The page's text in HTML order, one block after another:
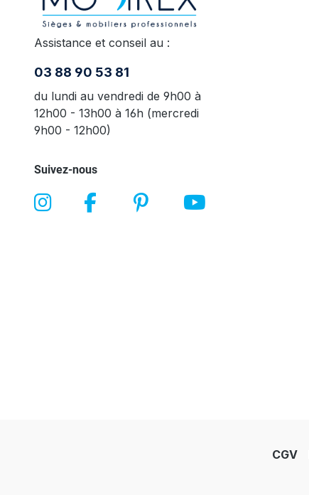
Assistance et conseil au :
03 88 90 53 81
du lundi au vendredi de 9h00 à
12h00 - 13h00 à 16h (mercredi
9h00 - 12h00)
Suivez-nous
CGV